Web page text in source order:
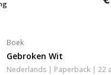
Boek
Gebroken Wit